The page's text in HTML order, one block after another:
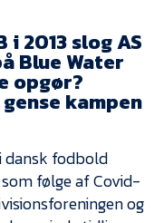
i 2013 slog AS
Blue Water
opgør?
kampen
dansk fodbold
følge af Covid-
og